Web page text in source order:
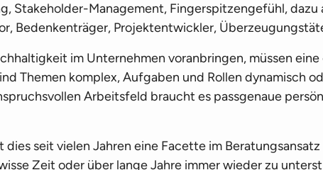
Stakeholder-Management, Fingerspitzengefühl, dazu
Bedenkenträger, Projektentwickler,
im Unternehmen voranbringen, müssen
Themen komplex, Aufgaben und Rollen dynamisch
Arbeitsfeld braucht es passgenaue
dies seit vielen Jahren eine Facette im
Zeit oder über lange Jahre immer wieder zu